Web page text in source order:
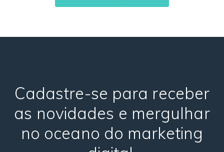
Cadastre-se para receber
as novidades e mergulhar
no oceano do marketing